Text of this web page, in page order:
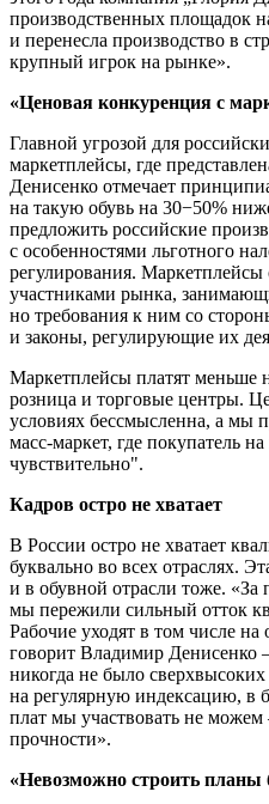
производственных площадок
и перенесла производство в
крупный игрок на рынке».
«Ценовая конкуренция с
Главной угрозой для
маркетплейсы, где
Денисенко отмечает
на такую обувь на 30−50%
предложить российские
с особенностями льготного
регулирования.
участниками рынка,
но требования к ним со
и законы, регулирующие их
Маркетплейсы платят меньше
розница и торговые центры.
условиях бессмысленна, а мы
масс-маркет, где покупатель
чувствительно".
Кадров остро не хватает
В России остро не хватает
буквально во всех отраслях.
и в обувной отрасли тоже. «За
мы пережили сильный отток
Рабочие уходят в том числе
говорит Владимир
никогда не было сверхвысоких
на регулярную индексацию, в
плат мы участвовать не можем
прочности».
«Невозможно строить планы